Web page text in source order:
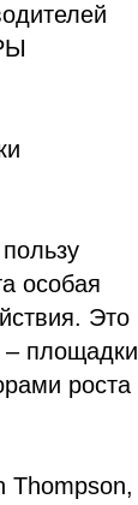
особая
Это
– площадки
роста
Thompson,